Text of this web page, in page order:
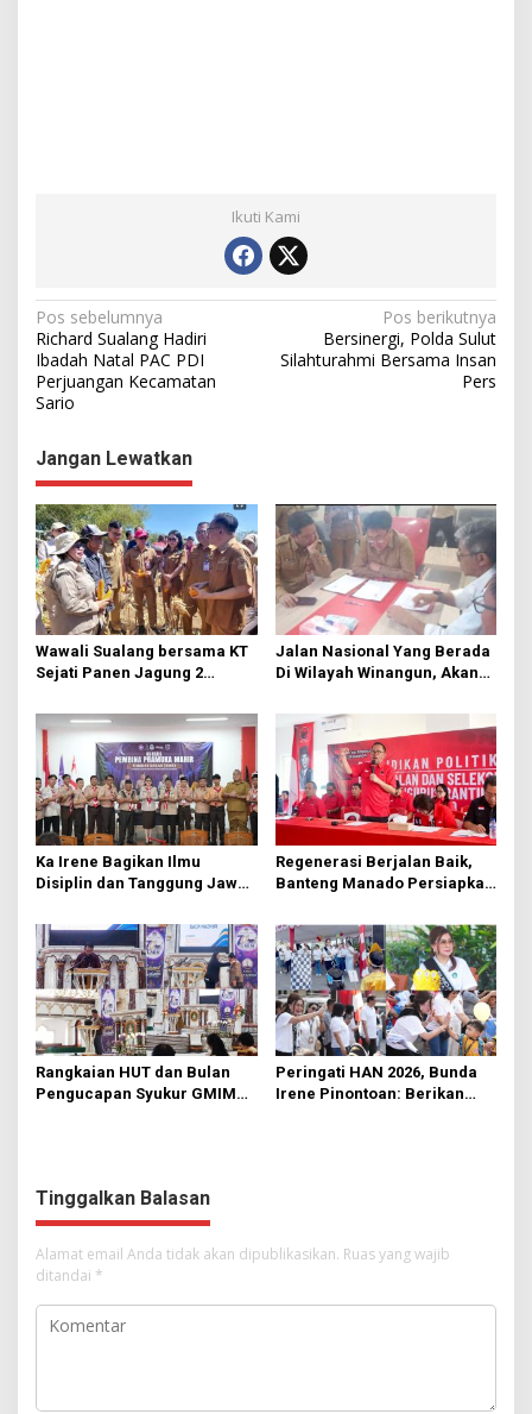
Ikuti Kami
N
a
v
g
a
s
i
p
o
s
Pos sebelumnya
Richard Sualang Hadiri
Ibadah Natal PAC PDI
Perjuangan Kecamatan
Sario
Pos berikutnya
Bersinergi, Polda Sulut
Silahturahmi Bersama Insan
Pers
Jangan Lewatkan
Wawali Sualang bersama KT
Sejati Panen Jagung 2
Jalan Nasional Yang Berada
Di Wilayah Winangun, Akan
Ka Irene Bagikan Ilmu
Disiplin dan Tanggung Jawab
Manado
Regenerasi Berjalan Baik,
Banteng Manado Persiapkan
Rumput
Rangkaian HUT dan Bulan
Pengucapan Syukur GMIM
Peringati HAN 2026, Bunda
Irene Pinontoan: Berikan
Tinggalkan Balasan
Alamat email Anda tidak akan dipublikasikan. Ruas yang wajib
ditandai *